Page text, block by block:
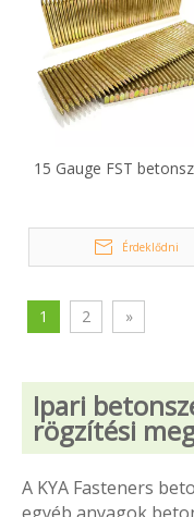
15 Gauge FST
Érdeklődni
1 2 »
Ipari
rögzítési
A KYA Fasteners